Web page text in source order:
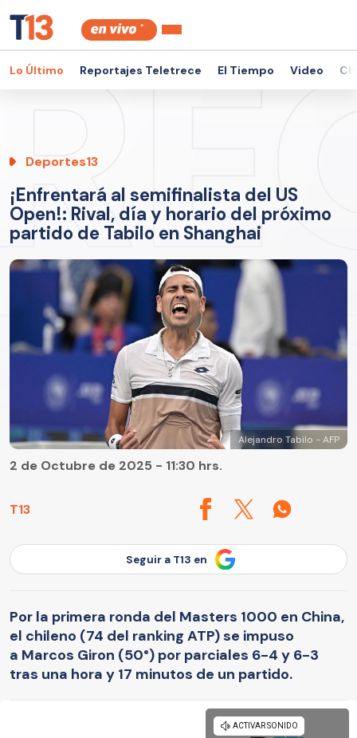
Lo Último Reportajes Teletrece El Tiempo Video
Deportes13
¡Enfrentará al semifinalista del US
Open!: Rival, día y horario del próximo
partido de Tabilo en Shanghai
Alejandro Tabilo - AFP
T13
2 de Octubre de 2025 - 11:30 hrs.
Seguir a T13 en
Por la primera ronda del Masters 1000 en China,
el chileno (74 del ranking ATP) se impuso
a Marcos Giron (50°) por parciales 6-4 y 6-3
tras una hora y 17 minutos de un partido.